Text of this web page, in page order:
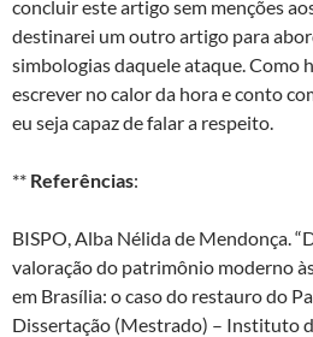
concluir este artigo sem menções
destinarei um outro artigo para
simbologias daquele ataque. Como
escrever no calor da hora e conto
eu seja capaz de falar a respeito.
** Referências:
BISPO, Alba Nélida de Mendonça.
valoração do patrimônio moderno
em Brasília: o caso do restauro do
Dissertação (Mestrado) – Instituto